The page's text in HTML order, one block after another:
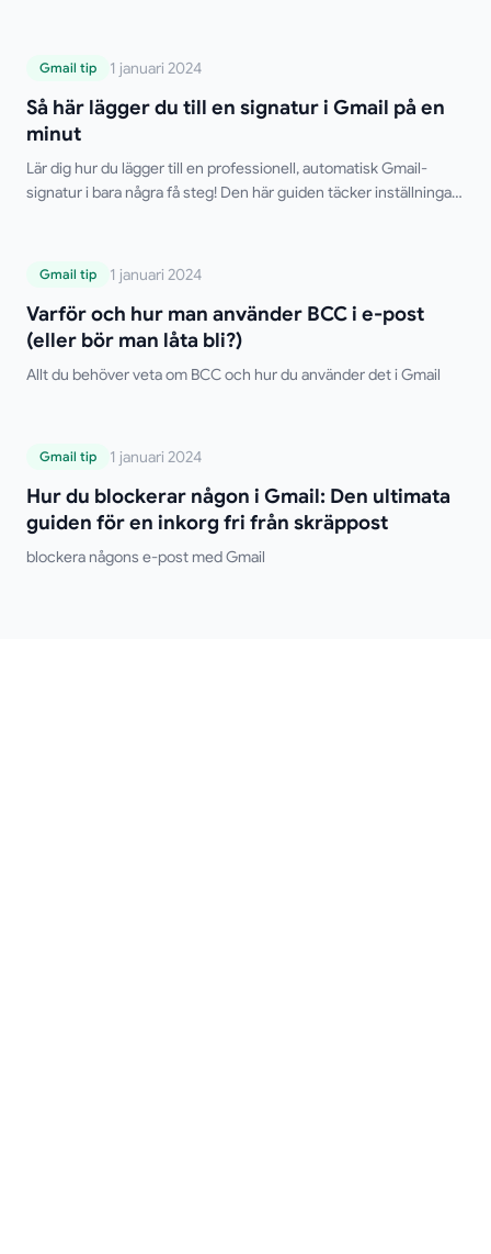
Så här lägger du till en signatur i Gmail på
Gmail tip 1 januari 2024
Så här lägger du till en signatur i Gmail på en
minut
Lär dig hur du lägger till en professionell, automatisk Gmail-
signatur i bara några få steg! Den här guiden täcker inställningar
Varför och hur man använder BCC i e-
Gmail tip 1 januari 2024
Varför och hur man använder BCC i e-post
(eller bör man låta bli?)
Allt du behöver veta om BCC och hur du använder det i Gmail
Hur du blockerar någon i Gmail: Den
skräppost
Gmail tip 1 januari 2024
Hur du blockerar någon i Gmail: Den ultimata
guiden för en inkorg fri från skräppost
blockera någons e-post med Gmail